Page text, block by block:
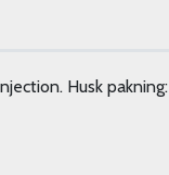
Husk pakning: